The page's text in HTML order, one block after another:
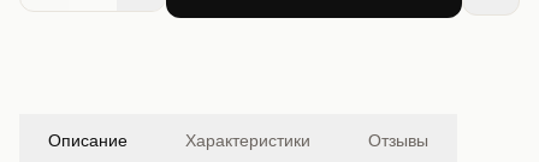
Описание Характеристики Отзывы